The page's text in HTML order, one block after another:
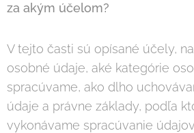
za akým účelom?
V tejto časti sú opísané účely,
osobné údaje, aké kategórie
spracúvame, ako dlho
údaje a právne základy, podľa
vykonávame spracúvanie